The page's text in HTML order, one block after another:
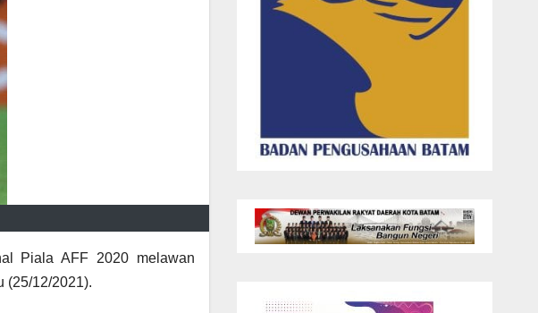
Piala AFF 2020 melawan
(25/12/2021).